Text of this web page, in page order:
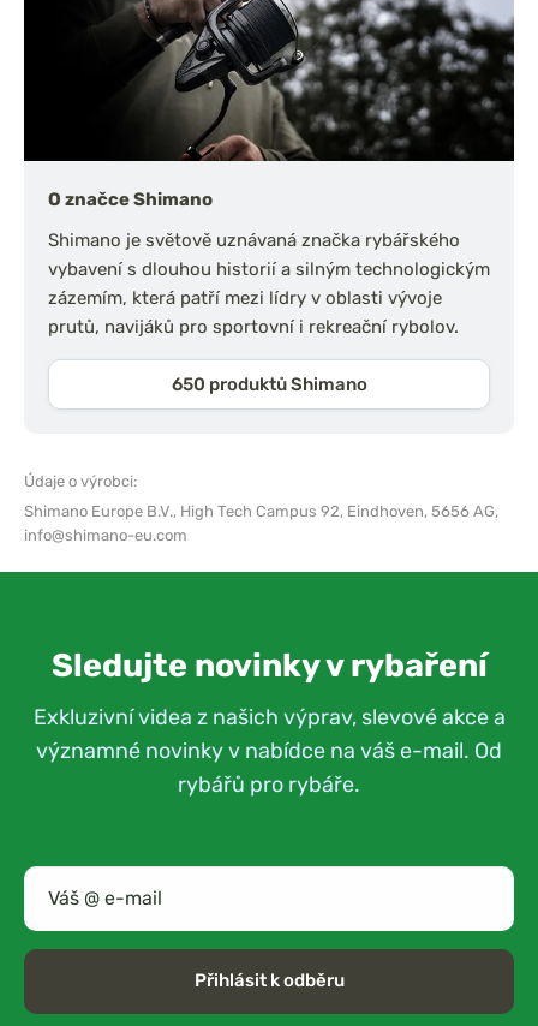
O značce Shimano
Shimano je světově uznávaná značka rybářského
vybavení s dlouhou historií a silným technologickým
zázemím, která patří mezi lídry v oblasti vývoje
prutů, navijáků pro sportovní i rekreační rybolov.
650 produktů Shimano
Údaje o výrobci:
Shimano Europe B.V., High Tech Campus 92, Eindhoven, 5656 AG,
info@shimano-eu.com
Sledujte novinky v rybaření
Exkluzivní videa z našich výprav, slevové akce a
významné novinky v nabídce na váš e-mail. Od
rybářů pro rybáře.
Přihlásit k odběru